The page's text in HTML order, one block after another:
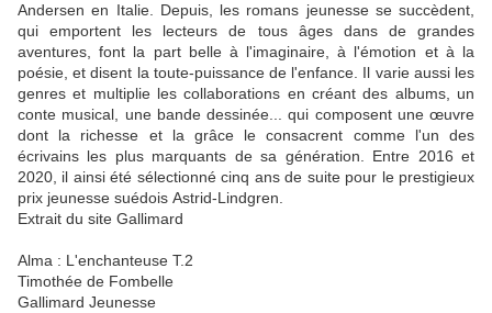
Andersen en Italie. Depuis, les romans jeunesse se succèdent,
qui emportent les lecteurs de tous âges dans de grandes
aventures, font la part belle à l'imaginaire, à l'émotion et à la
poésie, et disent la toute-puissance de l'enfance. Il varie aussi les
genres et multiplie les collaborations en créant des albums, un
conte musical, une bande dessinée... qui composent une œuvre
dont la richesse et la grâce le consacrent comme l'un des
écrivains les plus marquants de sa génération. Entre 2016 et
2020, il ainsi été sélectionné cinq ans de suite pour le prestigieux
prix jeunesse suédois Astrid-Lindgren.
Extrait du site Gallimard
Alma : L'enchanteuse T.2
Timothée de Fombelle
Gallimard Jeunesse